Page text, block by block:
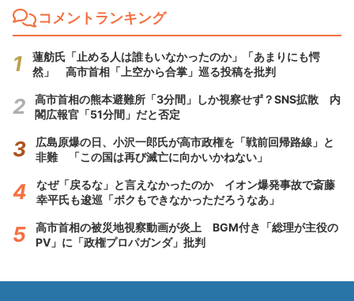
コメントランキング
蓮舫氏「止める人は誰もいなかったのか」「あまりにも愕
然」 高市首相「上空から合掌」巡る投稿を批判
高市首相の熊本避難所「3分間」しか視察せず？SNS拡散 内
閣広報官「51分間」だと否定
広島原爆の日、小沢一郎氏が高市政権を「戦前回帰路線」と
非難 「この国は再び滅亡に向かいかねない」
なぜ「戻るな」と言えなかったのか イオン爆発事故で斎藤
幸平氏も逡巡「ボクもできなかっただろうなあ」
高市首相の被災地視察動画が炎上 BGM付き「総理が主役の
PV」に「政権プロパガンダ」批判